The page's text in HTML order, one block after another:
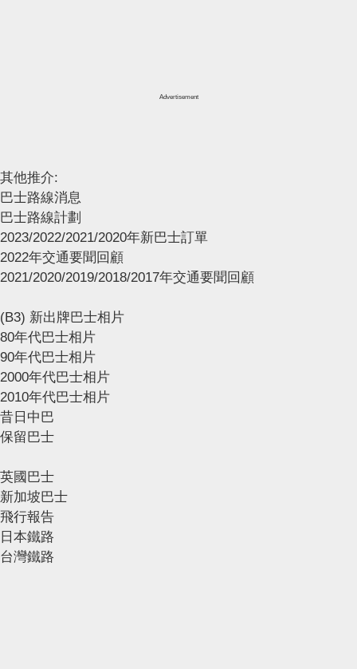
Advertisement
其他推介:
巴士路線消息
巴士路線計劃
2023/2022/2021/2020年新巴士訂單
2022年交通要聞回顧
2021/2020/2019/2018/2017年交通要聞回顧
(B3) 新出牌巴士相片
80年代巴士相片
90年代巴士相片
2000年代巴士相片
2010年代巴士相片
昔日中巴
保留巴士
英國巴士
新加坡巴士
飛行報告
日本鐵路
台灣鐵路